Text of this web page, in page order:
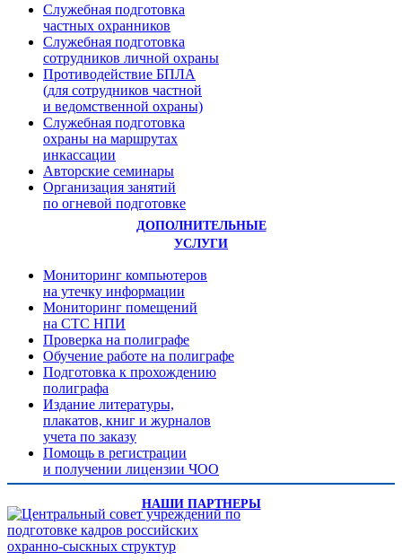
Служебная подготовка
частных охранников
Служебная подготовка
сотрудников личной охраны
Противодействие БПЛА
(для сотрудников частной
и ведомственной охраны)
Служебная подготовка
охраны на маршрутах
инкассации
Авторские семинары
Организация занятий
по огневой подготовке
ДОПОЛНИТЕЛЬНЫЕ
УСЛУГИ
Мониторинг компьютеров
на утечку информации
Мониторинг помещений
на СТС НПИ
Проверка на полиграфе
Обучение работе на полиграфе
Подготовка к прохождению
полиграфа
Издание литературы,
плакатов, книг и журналов
учета по заказу
Помощь в регистрации
и получении лицензии ЧОО
НАШИ ПАРТНЕРЫ